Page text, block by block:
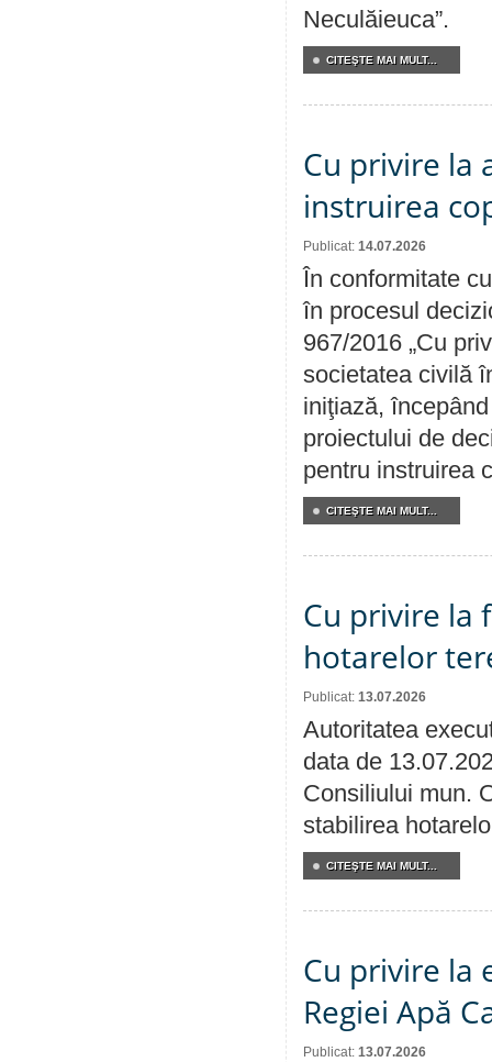
Neculăieuca”.
CITEŞTE MAI MULT...
Cu privire la
instruirea
Publicat: 14.07.2026
În conformitate
în procesul
967/2016 „Cu
societatea civilă
iniţiază,
proiectului de
pentru instruirea
CITEŞTE MAI MULT...
Cu privire la
hotarelor
Publicat: 13.07.2026
Autoritatea
data de
Consiliului mun.
stabilirea
CITEŞTE MAI MULT...
Cu privire la
Regiei Apă
Publicat: 13.07.2026